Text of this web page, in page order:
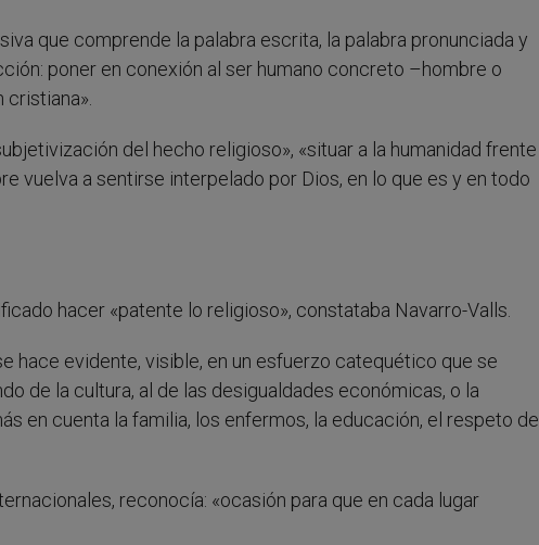
que comprende la palabra escrita, la palabra pronunciada y
poner en conexión al ser humano concreto –hombre o
del hecho religioso», «situar a la humanidad frente
vuelva a sentirse interpelado por Dios, en lo que es y en todo
hacer «patente lo religioso», constataba Navarro-Valls.
hace evidente, visible, en un esfuerzo catequético que se
de la cultura, al de las desigualdades económicas, o la
en cuenta la familia, los enfermos, la educación, el respeto de
reconocía: «ocasión para que en cada lugar